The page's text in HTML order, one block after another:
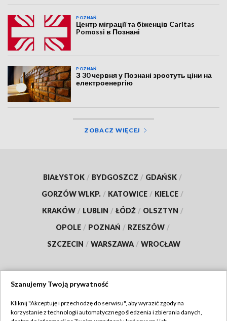
POZNAŃ
Центр міграції та біженців Caritas
Pomossi в Познані
POZNAŃ
З 30 червня у Познані зростуть ціни на
електроенергію
ZOBACZ WIĘCEJ
BIAŁYSTOK / BYDGOSZCZ / GDAŃSK /
GORZÓW WLKP. / KATOWICE / KIELCE /
KRAKÓW / LUBLIN / ŁÓDŹ / OLSZTYN /
OPOLE / POZNAŃ / RZESZÓW /
SZCZECIN / WARSZAWA / WROCŁAW
TVP
Szanujemy Twoją prywatność
Kliknij "Akceptuję i przechodzę do serwisu", aby wyrazić zgody na
korzystanie z technologii automatycznego śledzenia i zbierania danych,